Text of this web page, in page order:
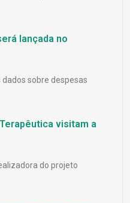
lançada no
sobre despesas
visitam a
do projeto